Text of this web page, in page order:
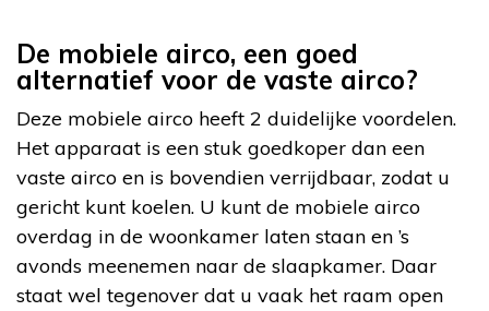
De mobiele airco, een goed
alternatief voor de vaste airco?
Deze mobiele airco heeft 2 duidelijke voordelen.
Het apparaat is een stuk goedkoper dan een
vaste airco en is bovendien verrijdbaar, zodat u
gericht kunt koelen. U kunt de mobiele airco
overdag in de woonkamer laten staan en ’s
avonds meenemen naar de slaapkamer. Daar
staat wel tegenover dat u vaak het raam open